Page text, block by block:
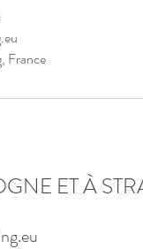
France
ET À